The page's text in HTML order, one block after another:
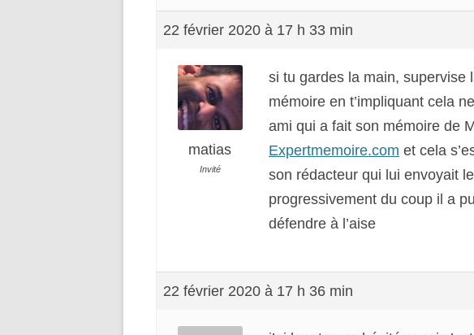
22 février 2020 à 17 h 33 min
matias
Invité
si tu gardes la main, supervise
mémoire en t’impliquant cela
ami qui a fait son mémoire de
Expertmemoire.com et cela
son rédacteur qui lui envoyait
progressivement du coup il a
défendre à l’aise
22 février 2020 à 17 h 36 min